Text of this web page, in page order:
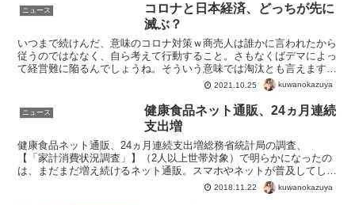
ニュース
コロナと日本経済、どっちが先に
滅ぶ？
いつまで続けんだ、意味のコロナ対策ｗ商売人は誰かに言われたから
従うのではななく、自ら考えて行動すること。さもなくばデマによっ
て経営難に陥るんでしょうね。そういう意味では淘汰とも言えます
が。日本の産業を潰したい連中からしたら、効果はバツグンで...
2021.10.25 kuwanokazuya
ニュース
健康食品ネット通販、24ヵ月連続
支出増
健康食品ネット通販、24ヵ月連続支出増総務省統計局の調査、
【「家計消費状況調査」】（2人以上世帯対象）で明らかになったの
は、まだまだ増え続けるネット通販。スマホやネットが普及してしま
えば、当たり前と言えば当たり前ですよね。これは健康食品につ...
2018.11.22 kuwanokazuya